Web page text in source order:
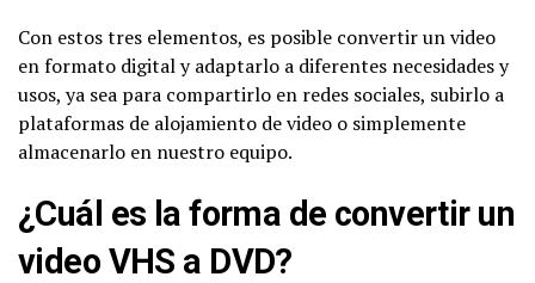
Con estos tres elementos, es posible convertir un video
en formato digital y adaptarlo a diferentes necesidades y
usos, ya sea para compartirlo en redes sociales, subirlo a
plataformas de alojamiento de video o simplemente
almacenarlo en nuestro equipo.
¿Cuál es la forma de convertir un
video VHS a DVD?